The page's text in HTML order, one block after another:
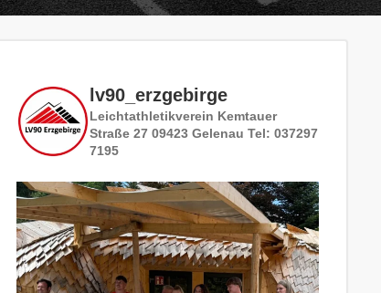
lv90_erzgebirge
Leichtathletikverein Kemtauer
Straße 27 09423 Gelenau Tel: 037297
7195